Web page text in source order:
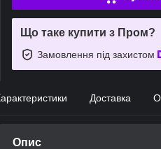
Що таке купити з Пром?
Замовлення під захистом
Доставка
Опис